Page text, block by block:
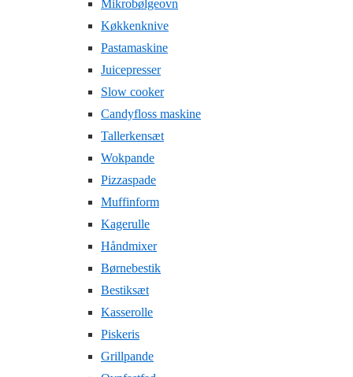
Mikrobølgeovn
Køkkenknive
Pastamaskine
Juicepresser
Slow cooker
Candyfloss maskine
Tallerkensæt
Wokpande
Pizzaspade
Muffinform
Kagerulle
Håndmixer
Børnebestik
Bestiksæt
Kasserolle
Piskeris
Grillpande